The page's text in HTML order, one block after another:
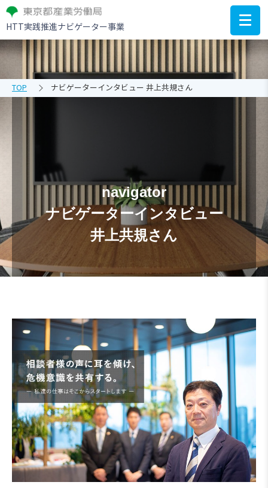
TOP ナビゲーターインタビュー 井上共規さん
navigator
ナビゲーターインタビュー
井上共規さん
HTT実践推進ナビゲーター事業